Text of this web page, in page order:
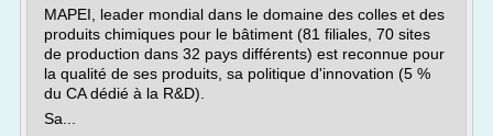
MAPEI, leader mondial dans le domaine des colles et des
produits chimiques pour le bâtiment (81 filiales, 70 sites
de production dans 32 pays différents) est reconnue pour
la qualité de ses produits, sa politique d'innovation (5 %
du CA dédié à la R&D).
Sa...